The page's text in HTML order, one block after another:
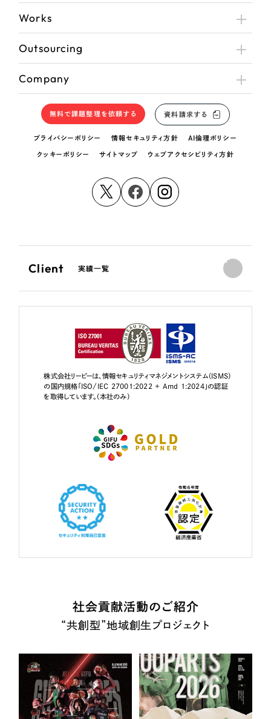
Works
Outsourcing
Company
無料で課題整理を依頼する 資料請求する
プライバシーポリシー 情報セキュリティ方針 AI倫理ポリシー
クッキーポリシー サイトマップ ウェブアクセシビリティ方針
Client 実績一覧
株式会社リーピーは、情報セキュリティマネジメントシステム（ISMS）
の国内規格「ISO/IEC 27001:2022 + Amd 1:2024」の認証
を取得しています。（本社のみ）
社会貢献活動のご紹介
“共創型”地域創生プロジェクト